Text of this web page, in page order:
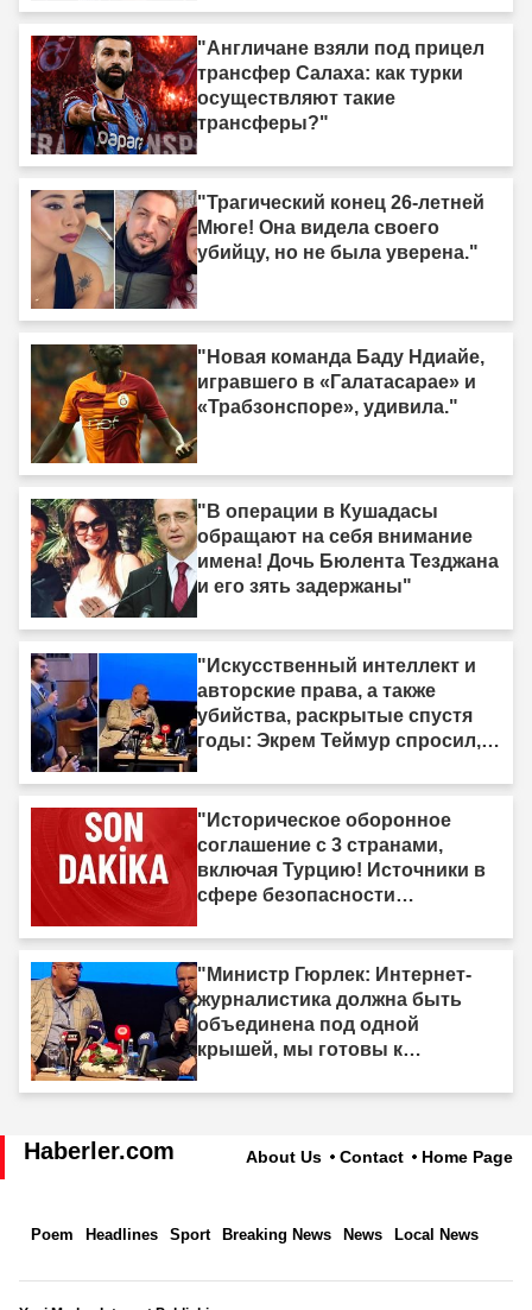
"Англичане взяли под прицел
трансфер Салаха: как турки
осуществляют такие
трансферы?"
"Трагический конец 26-летней
Мюге! Она видела своего
убийцу, но не была уверена."
"Новая команда Баду Ндиайе,
игравшего в «Галатасарае» и
«Трабзонспоре», удивила."
"В операции в Кушадасы
обращают на себя внимание
имена! Дочь Бюлента Тезджана
и его зять задержаны"
"Искусственный интеллект и
авторские права, а также
убийства, раскрытые спустя
годы: Экрем Теймур спросил,
"Историческое оборонное
соглашение с 3 странами,
включая Турцию! Источники в
сфере безопасности
"Министр Гюрлек: Интернет-
журналистика должна быть
объединена под одной
крышей, мы готовы к
регулированию"
Haberler.com About Us Contact Home Page
Poem Headlines Sport Breaking News News Local News